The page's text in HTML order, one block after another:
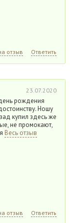
отзыв Ответить
23.07.2020
рождения
Ношу
купил здесь же
не промокают,
Весь отзыв
отзыв Ответить